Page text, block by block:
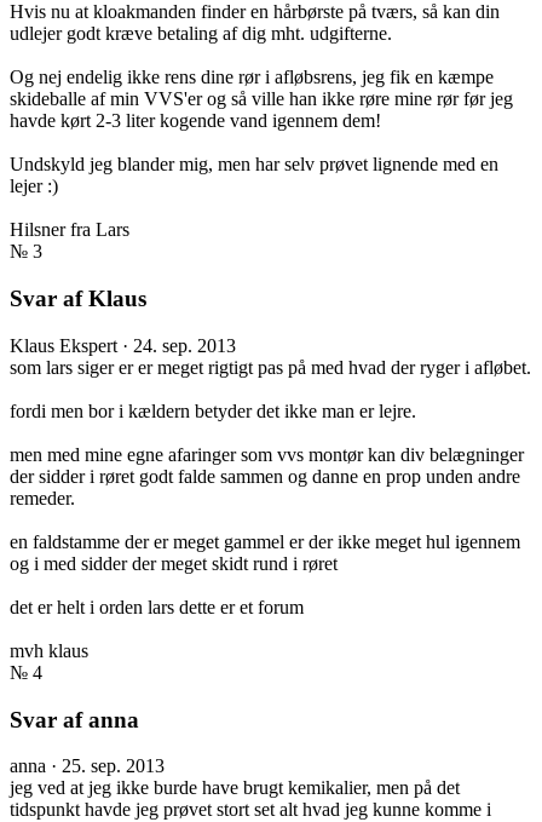
Hvis nu at kloakmanden finder en hårbørste på tværs, så kan din
udlejer godt kræve betaling af dig mht. udgifterne.
Og nej endelig ikke rens dine rør i afløbsrens, jeg fik en kæmpe
skideballe af min VVS'er og så ville han ikke røre mine rør før jeg
havde kørt 2-3 liter kogende vand igennem dem!
Undskyld jeg blander mig, men har selv prøvet lignende med en
lejer :)
Hilsner fra Lars
№ 3
Svar af Klaus
Klaus Ekspert · 24. sep. 2013
som lars siger er er meget rigtigt pas på med hvad der ryger i afløbet.
fordi men bor i kældern betyder det ikke man er lejre.
men med mine egne afaringer som vvs montør kan div belægninger
der sidder i røret godt falde sammen og danne en prop unden andre
remeder.
en faldstamme der er meget gammel er der ikke meget hul igennem
og i med sidder der meget skidt rund i røret
det er helt i orden lars dette er et forum
mvh klaus
№ 4
Svar af anna
anna · 25. sep. 2013
jeg ved at jeg ikke burde have brugt kemikalier, men på det
tidspunkt havde jeg prøvet stort set alt hvad jeg kunne komme i